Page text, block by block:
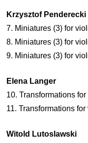
Krzysztof Penderecki
7. Miniatures (3) for
8. Miniatures (3) for
9. Miniatures (3) for
Elena Langer
10. Transformations
11. Transformations
Witold Lutoslawski